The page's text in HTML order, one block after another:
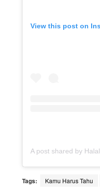
View this post on
Tags: Kamu Harus Tahu